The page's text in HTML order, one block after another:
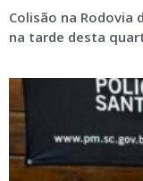
Colisão na
na tarde desta